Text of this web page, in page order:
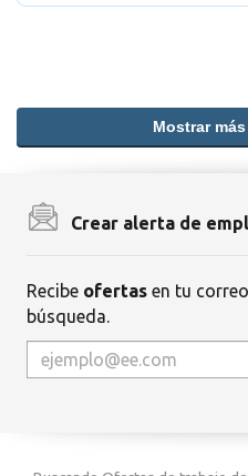
Mostrar
Crear alerta de
Recibe ofertas en tu
búsqueda.